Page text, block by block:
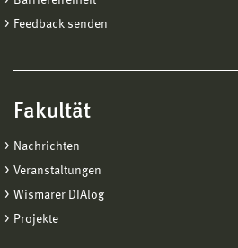
Feedback senden
Fakultät
Nachrichten
Veranstaltungen
Wismarer DIAlog
Projekte